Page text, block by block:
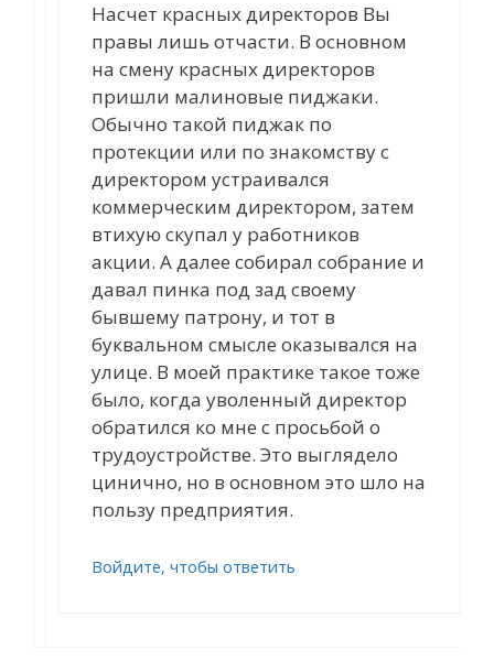
Насчет красных директоров Вы
правы лишь отчасти. В основном
на смену красных директоров
пришли малиновые пиджаки.
Обычно такой пиджак по
протекции или по знакомству с
директором устраивался
коммерческим директором, затем
втихую скупал у работников
акции. А далее собирал собрание и
давал пинка под зад своему
бывшему патрону, и тот в
буквальном смысле оказывался на
улице. В моей практике такое тоже
было, когда уволенный директор
обратился ко мне с просьбой о
трудоустройстве. Это выглядело
цинично, но в основном это шло на
пользу предприятия.
Войдите, чтобы ответить